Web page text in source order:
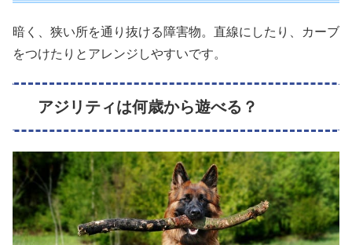
暗く、狭い所を通り抜ける障害物。直線にしたり、カーブ
をつけたりとアレンジしやすいです。
アジリティは何歳から遊べる？